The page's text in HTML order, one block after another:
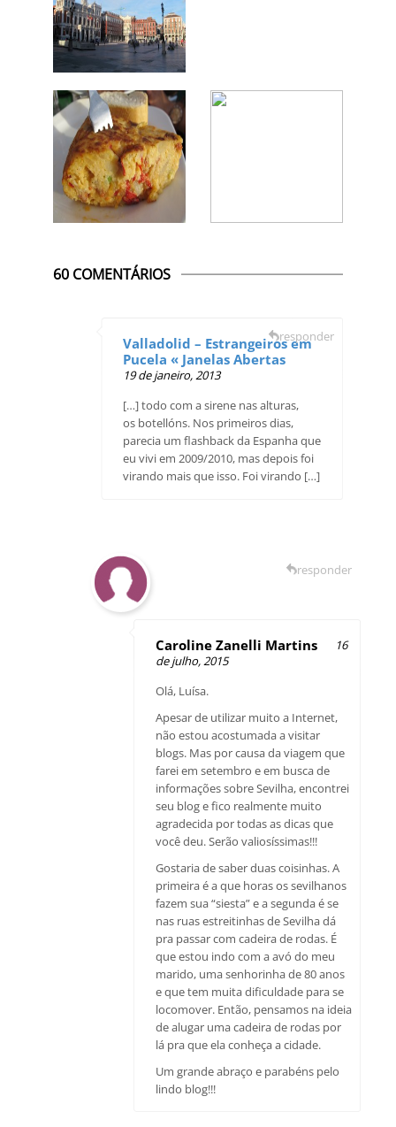
60 COMENTÁRIOS
Valladolid – Estrangeiros em
Pucela « Janelas Abertas
19 de janeiro, 2013
[…] todo com a sirene nas alturas,
os botellóns. Nos primeiros dias,
parecia um flashback da Espanha que
eu vivi em 2009/2010, mas depois foi
virando mais que isso. Foi virando […]
responder
Caroline Zanelli Martins
16
de julho, 2015
Olá, Luísa.
Apesar de utilizar muito a Internet,
não estou acostumada a visitar
blogs. Mas por causa da viagem que
farei em setembro e em busca de
informações sobre Sevilha, encontrei
seu blog e fico realmente muito
agradecida por todas as dicas que
você deu. Serão valiosíssimas!!!
Gostaria de saber duas coisinhas. A
primeira é a que horas os sevilhanos
fazem sua “siesta” e a segunda é se
nas ruas estreitinhas de Sevilha dá
pra passar com cadeira de rodas. É
que estou indo com a avó do meu
marido, uma senhorinha de 80 anos
e que tem muita dificuldade para se
locomover. Então, pensamos na ideia
de alugar uma cadeira de rodas por
lá pra que ela conheça a cidade.
Um grande abraço e parabéns pelo
lindo blog!!!
responder